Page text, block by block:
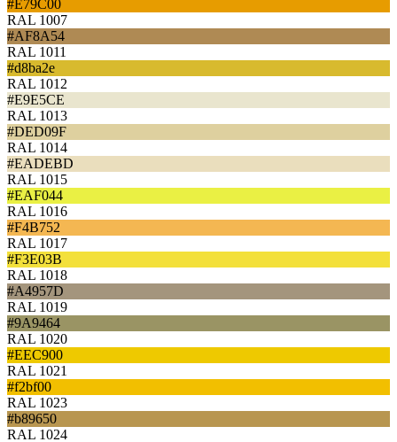
#E79C00
RAL 1007
#AF8A54
RAL 1011
#d8ba2e
RAL 1012
#E9E5CE
RAL 1013
#DED09F
RAL 1014
#EADEBD
RAL 1015
#EAF044
RAL 1016
#F4B752
RAL 1017
#F3E03B
RAL 1018
#A4957D
RAL 1019
#9A9464
RAL 1020
#EEC900
RAL 1021
#f2bf00
RAL 1023
#b89650
RAL 1024